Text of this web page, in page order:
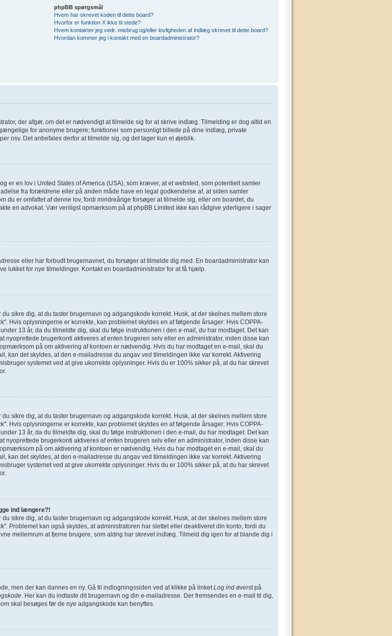
phpBB spørgsmål
Hvem har skrevet koden til dette board?
Hvorfor er funktion X ikke til stede?
Hvem kontakter jeg vedr. misbrug og/eller lovligheden af indlæg skrevet til dette board?
Hvordan kommer jeg i kontakt med en boardadministrator?
der afgør, om det er nødvendigt at tilmelde sig for at skrive indlæg. Tilmelding er dog altid en
for anonyme brugere; funktioner som personligt billede på dine indlæg, private
osv. Det anbefales derfor at tilmelde sig, og det tager kun et øjeblik.
er en lov i United States of America (USA), som kræver, at et websted, som potentielt samler
fra forældrene eller på anden måde have en legal godkendelse af, at siden samler
du er omfattet af denne lov, fordi mindreårige forsøger at tilmelde sig, eller om boardet, du
en advokat. Vær venligst opmærksom på at phpBB Limited ikke kan rådgive yderligere i sager
eller har forbudt brugernavnet, du forsøger at tilmelde dig med. En boardadministrator kan
lukket for nye tilmeldinger. Kontakt en boardadministrator for at få hjælp.
sikre dig, at du taster brugernavn og adgangskode korrekt. Husk, at der skelnes mellem store
Hvis oplysningerne er korrekte, kan problemet skyldes en af følgende årsager: Hvis COPPA-
13 år, da du tilmeldte dig, skal du følge instruktionen i den e-mail, du har modtaget. Det kan
brugerkonti aktiveres af enten brugeren selv eller en administrator, inden disse kan
på om aktivering af kontoen er nødvendig. Hvis du har modtaget en e-mail, skal du
kan det skyldes, at den e-mailadresse du angav ved tilmeldingen ikke var korrekt. Aktivering
systemet ved at give ukorrekte oplysninger. Hvis du er 100% sikker på, at du har skrevet
sikre dig, at du taster brugernavn og adgangskode korrekt. Husk, at der skelnes mellem store
Hvis oplysningerne er korrekte, kan problemet skyldes en af følgende årsager: Hvis COPPA-
13 år, da du tilmeldte dig, skal du følge instruktionen i den e-mail, du har modtaget. Det kan
brugerkonti aktiveres af enten brugeren selv eller en administrator, inden disse kan
på om aktivering af kontoen er nødvendig. Hvis du har modtaget en e-mail, skal du
kan det skyldes, at den e-mailadresse du angav ved tilmeldingen ikke var korrekt. Aktivering
systemet ved at give ukorrekte oplysninger. Hvis du er 100% sikker på, at du har skrevet
ind længere?!
sikre dig, at du taster brugernavn og adgangskode korrekt. Husk, at der skelnes mellem store
Problemet kan også skyldes, at administratoren har slettet eller deaktiveret din konto, fordi du
mellemrum at fjerne brugere, som aldrig har skrevet indlæg. Tilmeld dig igen for at blande dig i
men der kan dannes en ny. Gå til indlogningssiden ved at klikke på linket Log ind øverst på
. Her kan du indtaste dit brugernavn og din e-mailadresse. Der fremsendes en e-mail til dig,
skal besøges før de nye adgangskode kan benyttes.